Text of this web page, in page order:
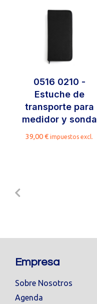
0516 0210 -
Estuche de
transporte para
medidor y sonda
39,00€ impuestos excl.
Empresa
Sobre Nosotros
Agenda